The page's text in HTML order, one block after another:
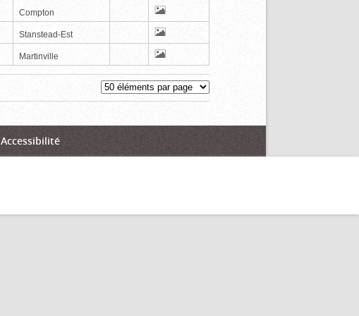
Compton
Stanstead-Est
Martinville
Accessibilité